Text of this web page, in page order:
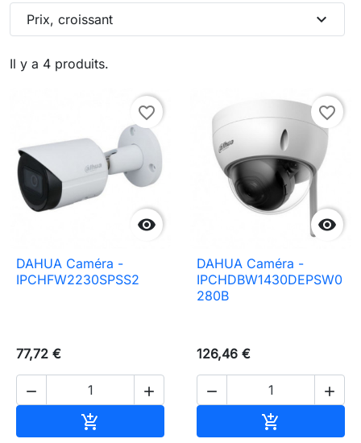
Il y a 4 produits.
Prix, croissant expand_more

favorite_border
DAHUA Caméra -
IPCHFW2230SPSS2
77,72 €
 


favorite_border
DAHUA Caméra -
IPCHDBW1430DEPSW0
280B
126,46 €
 
